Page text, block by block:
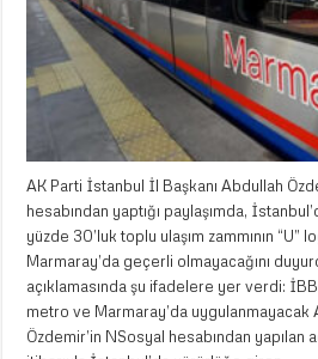
AK Parti İstanbul İl Başkanı Abdullah
hesabından yaptığı paylaşımda,
yüzde 30’luk toplu ulaşım zammının “U”
Marmaray’da geçerli olmayacağını
açıklamasında şu ifadelere yer verdi:
metro ve Marmaray’da uygulanmayacak
Özdemir’in NSosyal hesabından yapılan